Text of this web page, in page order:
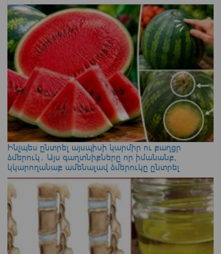
Ինչպես ընտրել այսպիսի կարմիր ու քաղցր
ձմերուկ․ Այս գաղտնիքները որ իմանանք,
կկարողանաք ամենալավ ձմերուկը ընտրել